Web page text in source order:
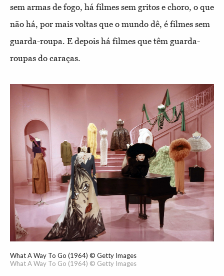
sem armas de fogo, há filmes sem gritos e choro, o que
não há, por mais voltas que o mundo dê, é filmes sem
guarda-roupa. E depois há filmes que têm guarda-
roupas do caraças.
What A Way To Go (1964) © Getty Images
What A Way To Go (1964) © Getty Images